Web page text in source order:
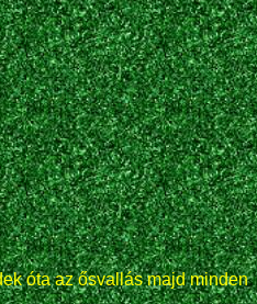
óta az ősvallás majd minden